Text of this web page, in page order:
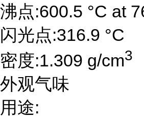
沸点:600.5 °C at
闪光点:316.9 °C
密度:1.309 g/cm3
外观气味
用途: